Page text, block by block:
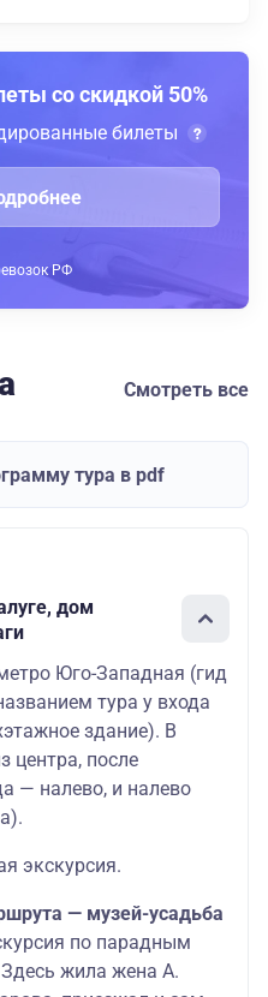
со скидкой 50%
билеты
РФ
Смотреть все
тура в pdf
дом
Юго-Западная (гид
тура у входа
здание). В
центра, после
— налево, и налево
экскурсия.
— музей-усадьба
по парадным
жила жена А.